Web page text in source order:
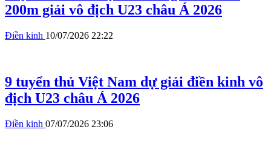
200m giải vô địch U23 châu Á 2026
Điền kinh 10/07/2026 22:22
9 tuyển thủ Việt Nam dự giải điền kinh vô
địch U23 châu Á 2026
Điền kinh 07/07/2026 23:06